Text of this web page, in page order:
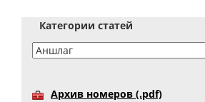
Категории статей
Архив номеров (.pdf)